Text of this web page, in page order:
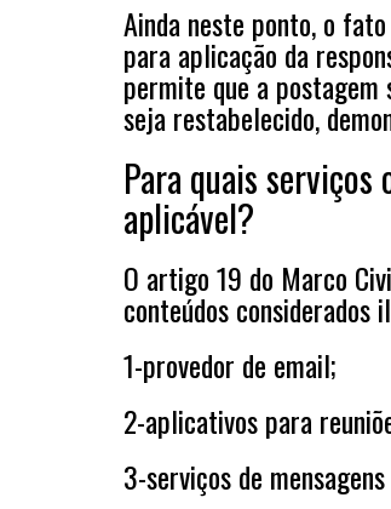
Ainda neste ponto, o
para aplicação da
permite que a
seja restabelecido,
Para quais
aplicável?
O artigo 19 do Marco
conteúdos
1-provedor de email;
2-aplicativos para
3-serviços de